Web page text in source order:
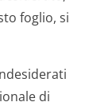
foglio, si
di